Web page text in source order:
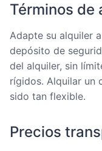
Términos de
Adapte su alquiler
depósito de
del alquiler, sin
rígidos. Alquilar un
sido tan flexible.
Precios